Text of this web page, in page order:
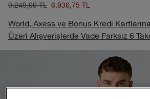
6.936,75 TL
9.249,00 TL
World, Axess ve Bonus Kredi
Üzeri Alışverişlerde Vade Farksız 6